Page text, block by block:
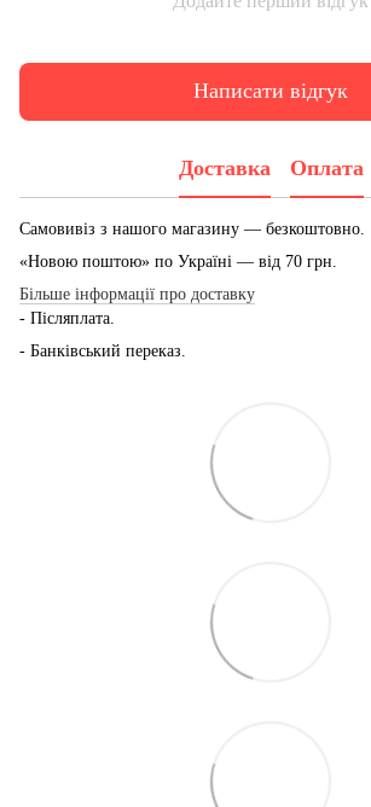
Написати відгук
Доставка Оплата
Самовивіз з нашого магазину — безкоштовно.
«Новою поштою» по Україні — від 70 грн.
Більше інформації про доставку
- Післяплата.
- Банківський переказ.